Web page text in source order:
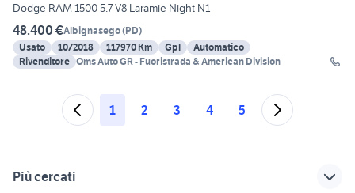
Dodge RAM 1500 5.7 V8 Laramie Night N1
48.400 €Albignasego(PD)
Usato
10/2018 117970 Km Gpl
Automatico
Rivenditore Oms Auto GR - Fuoristrada & American Division
1 2 3 4 5
Più cercati